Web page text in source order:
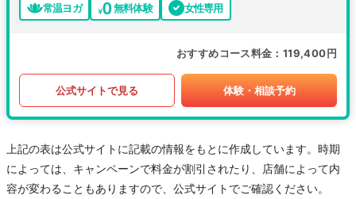
常温ヨガ 無料体験 女性専用
おすすめコース料金 119,400円
公式サイトで見る 体験・相談予約
上記の表は公式サイトに記載の情報をもとに作成しています。時期
によっては、キャンペーンで料金が割引されたり、店舗によって内
容が変わることもありますので、公式サイトでご確認ください。